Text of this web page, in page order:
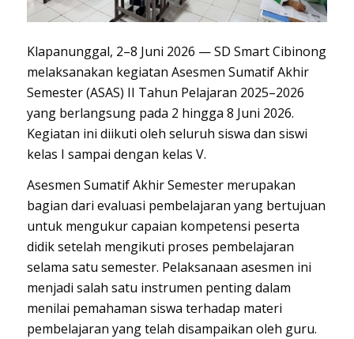
Klapanunggal, 2–8 Juni 2026 —SD SmartCibinong
melaksanakan kegiatan Asesmen Sumatif Akhir
Semester (ASAS) II Tahun Pelajaran 2025–2026
yang berlangsung pada 2 hingga 8 Juni 2026.
Kegiatan ini diikuti oleh seluruh siswa dan siswi
kelas I sampai dengan kelas V.
Asesmen Sumatif Akhir Semester merupakan
bagian dari evaluasi pembelajaran yang bertujuan
untuk mengukur capaian kompetensi peserta
didik setelah mengikuti proses pembelajaran
selama satu semester. Pelaksanaan asesmen ini
menjadi salah satu instrumen penting dalam
menilai pemahaman siswa terhadap materi
pembelajaran yang telah disampaikan oleh guru.